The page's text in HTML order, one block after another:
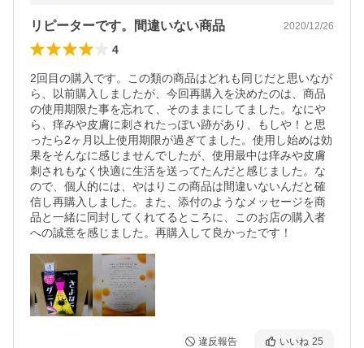
リピーターです。間違いない商品 2020/12/26
4
2回目の購入です。この類の商品はどれも同じだと思いなが
ら、以前購入しましたが、今回再購入を決めたのは、商品
の使用期限た事を忘れて、そのままにしてました。なにや
ら、痒みや皮膚に刺されたっぽい跡があり、もしや！と思
ったら2ヶ月以上使用期限が過ぎてました。使用し始めは効
果をそんなに感じませんでしたが、使用最中は痒みや皮膚
刺されもなく快適に生活を送ってたんだと感じました。な
ので、個人的には、やはりこの商品は間違いないんだと確
信し再購入しました。また、添付のようなメッセージを商
品と一緒に同封してくれてるところに、このお店の購入者
への誠意を感じました。再購入して良かったです！
違反報告 いいね 25